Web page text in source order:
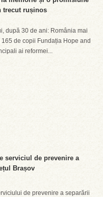
trecut rușinos
după 30 de ani: România mai
de copii Fundația Hope and
ai reformei...
serviciul de prevenire a
Brașov
de prevenire a separării